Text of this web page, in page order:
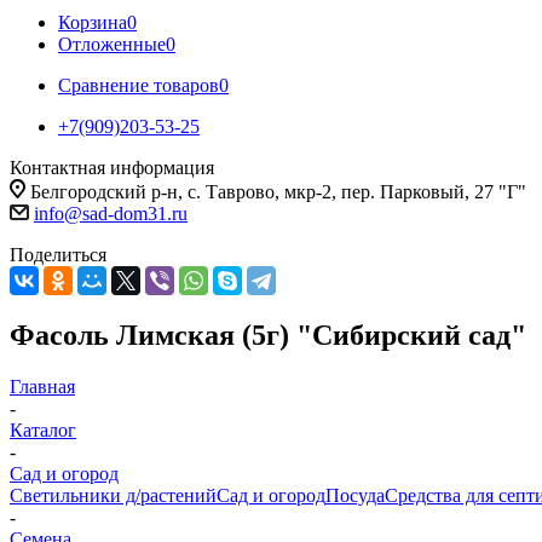
Корзина0
Отложенные0
Сравнение товаров0
+7(909)203-53-25
Контактная информация
Белгородский р-н, с. Таврово, мкр-2, пер. Парковый, 27 "Г"
info@sad-dom31.ru
Поделиться
Фасоль Лимская (5г) "Сибирский сад"
Главная
-
Каталог
-
Сад и огород
Светильники д/растенийСад и огородПосудаСредства для
-